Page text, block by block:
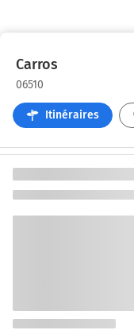
Carros
06510
Itinéraires